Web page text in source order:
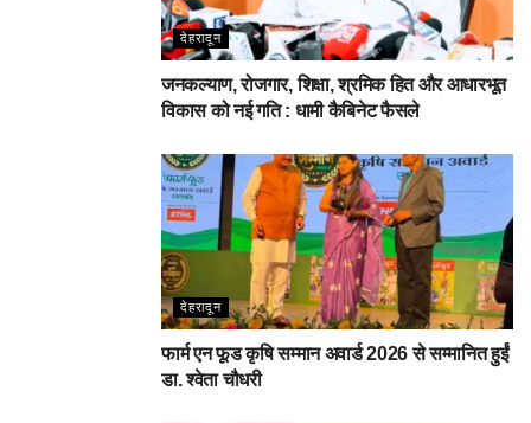
देहरादून
जनकल्याण, रोजगार, शिक्षा, श्रमिक हित और आधारभूत
विकास को नई गति : धामी कैबिनेट फैसले
देहरादून
फार्म एन फूड कृषि सम्मान अवार्ड 2026 से सम्मानित हुईं
डा. श्वेता चौधरी